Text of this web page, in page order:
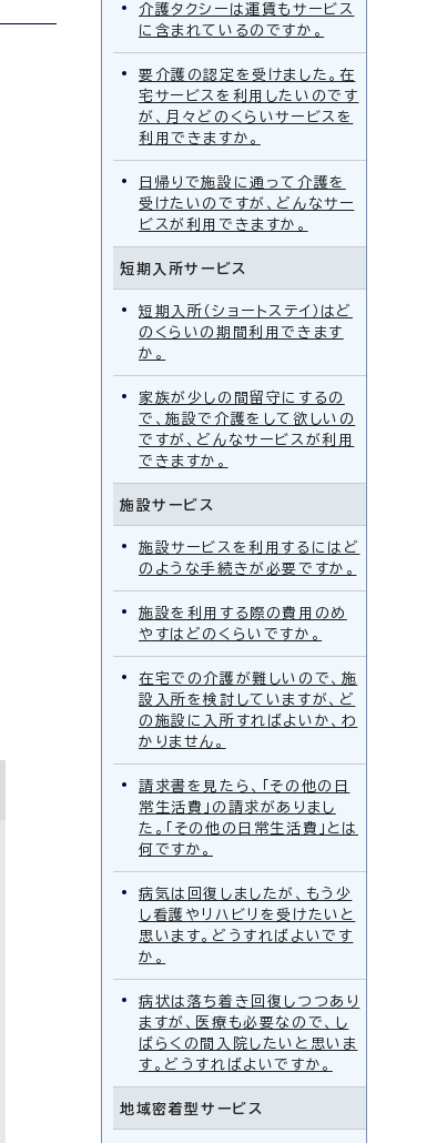
介護タクシーは運賃もサービス
に含まれているのですか。
要介護の認定を受けました。在
宅サービスを利用したいのです
が、月々どのくらいサービスを
利用できますか。
日帰りで施設に通って介護を
受けたいのですが、どんなサー
ビスが利用できますか。
短期入所サービス
短期入所（ショートステイ）はど
のくらいの期間利用できます
か。
家族が少しの間留守にするの
で、施設で介護をして欲しいの
ですが、どんなサービスが利用
できますか。
施設サービス
施設サービスを利用するにはど
のような手続きが必要ですか。
施設を利用する際の費用のめ
やすはどのくらいですか。
在宅での介護が難しいので、施
設入所を検討していますが、ど
の施設に入所すればよいか、わ
かりません。
請求書を見たら、「その他の日
常生活費」の請求がありまし
た。「その他の日常生活費」とは
何ですか。
病気は回復しましたが、もう少
し看護やリハビリを受けたいと
思います。どうすればよいです
か。
病状は落ち着き回復しつつあり
ますが、医療も必要なので、し
ばらくの間入院したいと思いま
す。どうすればよいですか。
地域密着型サービス